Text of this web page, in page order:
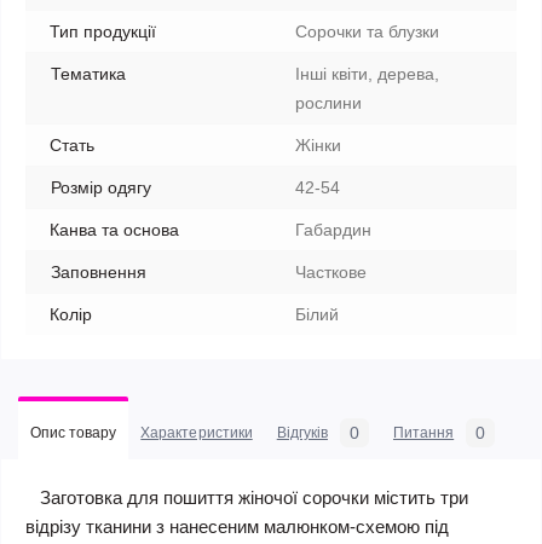
Тип продукції Сорочки та блузки
Тематика
Інші квіти, дерева,
рослини
Стать Жінки
Розмір одягу 42-54
Канва та основа Габардин
Заповнення Часткове
Колір Білий
Опис товару Характеристики Відгуків 0 Питання 0
Заготовка для пошиття жіночої сорочки містить три
відрізу тканини з нанесеним малюнком-схемою під